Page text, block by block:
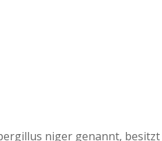
niger genannt,